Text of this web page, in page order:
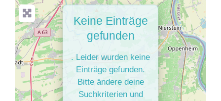
Keine Einträge
gefunden
. Leider wurden keine
Einträge gefunden.
Bitte ändere deine
Suchkriterien und